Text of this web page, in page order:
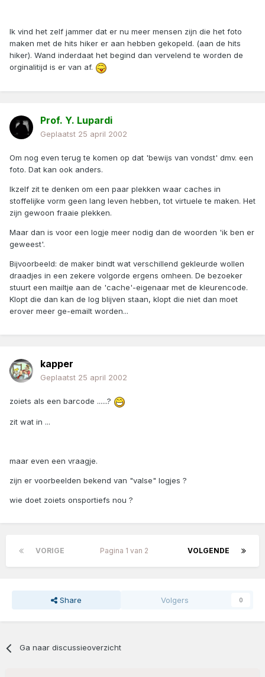
Ik vind het zelf jammer dat er nu meer mensen zijn die het foto
maken met de hits hiker er aan hebben gekopeld. (aan de hits
hiker). Wand inderdaat het begind dan vervelend te worden de
orginalitijd is er van af.
Prof. Y. Lupardi
Geplaatst 25 april 2002
Om nog even terug te komen op dat 'bewijs van vondst' dmv. een
foto. Dat kan ook anders.
Ikzelf zit te denken om een paar plekken waar caches in
stoffelijke vorm geen lang leven hebben, tot virtuele te maken. Het
zijn gewoon fraaie plekken.
Maar dan is voor een logje meer nodig dan de woorden 'ik ben er
geweest'.
Bijvoorbeeld: de maker bindt wat verschillend gekleurde wollen
draadjes in een zekere volgorde ergens omheen. De bezoeker
stuurt een mailtje aan de 'cache'-eigenaar met de kleurencode.
Klopt die dan kan de log blijven staan, klopt die niet dan moet
erover meer ge-emailt worden...
kapper
Geplaatst 25 april 2002
zoiets als een barcode ......?
zit wat in ...
maar even een vraagje.
zijn er voorbeelden bekend van "valse" logjes ?
wie doet zoiets onsportiefs nou ?
VORIGE VOLGENDE
Pagina 1 van 2
Share Volgers 0
Ga naar discussieoverzicht